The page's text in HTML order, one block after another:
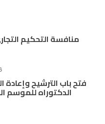
منافسة التحكيم
فتح باب الترشيح